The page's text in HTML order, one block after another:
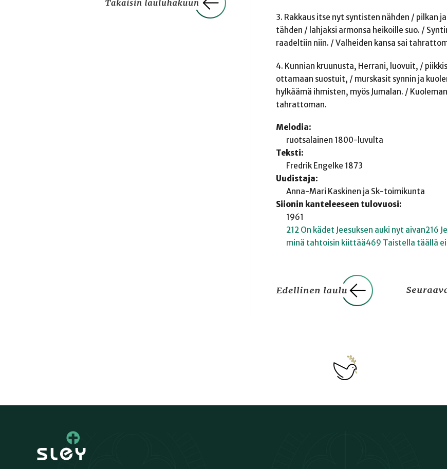
3. Rakkaus itse nyt syntisten nähden / pilkan
tähden / lahjaksi armonsa heikoille suo. /
raadeltiin niin. / Valheiden kansa sai
4. Kunnian kruunusta, Herrani, luovuit, /
ottamaan suostuit, / murskasit synnin ja
hylkäämä ihmisten, myös Jumalan. /
tahrattoman.
Melodia:
ruotsalainen 1800-luvulta
Teksti:
Fredrik Engelke 1873
Uudistaja:
Anna-Mari Kaskinen ja Sk-toimikunta
Siionin kanteleeseen tulovuosi:
1961
212 On kädet Jeesuksen auki nyt aivan216
minä tahtoisin kiittää469 Taistella täällä